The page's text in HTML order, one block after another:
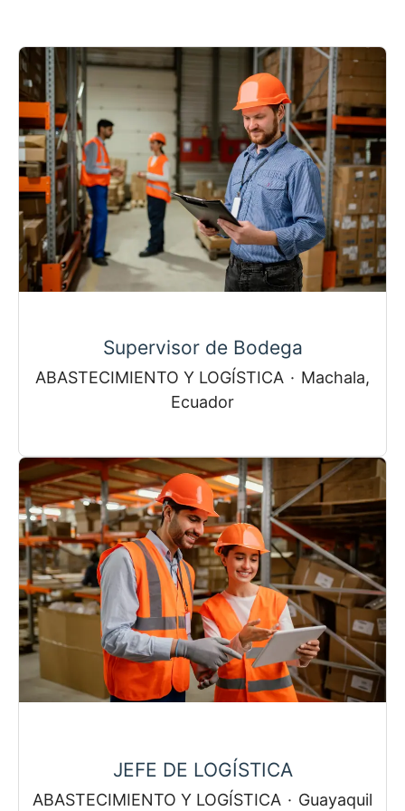
Supervisor de Bodega
ABASTECIMIENTO Y LOGÍSTICA · Machala,
Ecuador
JEFE DE LOGÍSTICA
ABASTECIMIENTO Y LOGÍSTICA · Guayaquil